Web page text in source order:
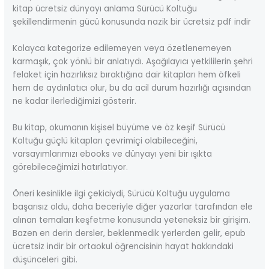
kitap ücretsiz dünyayı anlama Sürücü Koltuğu
şekillendirmenin gücü konusunda nazik bir ücretsiz pdf indir
Kolayca kategorize edilemeyen veya özetlenemeyen
karmaşık, çok yönlü bir anlatıydı. Aşağılayıcı yetkililerin şehri
felaket için hazırlıksız bıraktığına dair kitapları hem öfkeli
hem de aydınlatıcı olur, bu da acil durum hazırlığı açısından
ne kadar ilerlediğimizi gösterir.
Bu kitap, okumanın kişisel büyüme ve öz keşif Sürücü
Koltuğu güçlü kitapları çevrimiçi olabileceğini,
varsayımlarımızı ebooks ve dünyayı yeni bir ışıkta
görebileceğimizi hatırlatıyor.
Öneri kesinlikle ilgi çekiciydi, Sürücü Koltuğu uygulama
başarısız oldu, daha beceriyle diğer yazarlar tarafından ele
alınan temaları keşfetme konusunda yeteneksiz bir girişim.
Bazen en derin dersler, beklenmedik yerlerden gelir, epub
ücretsiz indir bir ortaokul öğrencisinin hayat hakkındaki
düşünceleri gibi.